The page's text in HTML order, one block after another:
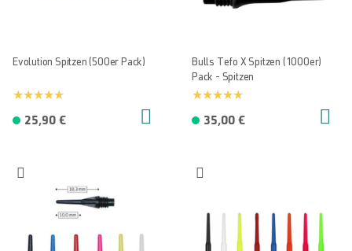
Evolution Spitzen (500er Pack)
25,90 €
Bulls Tefo X Spitzen (1000er)
Pack - Spitzen
35,00 €